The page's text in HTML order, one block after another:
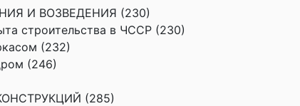
И ВОЗВЕДЕНИЯ (230)
строительства в ЧССР (230)
(232)
(246)
(285)